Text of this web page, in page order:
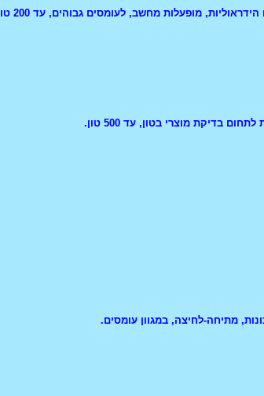
מופעלות מחשב, לעומסים גבוהים, עד 200 טון.
בדיקת מוצרי בטון, עד 500 טון.
מתיחה-לחיצה, במגוון עומסים.